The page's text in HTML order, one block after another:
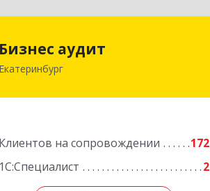
Бизнес аудит
Екатеринбург
Клиентов на сопровождении
172
1С:Специалист
2
Подробнее